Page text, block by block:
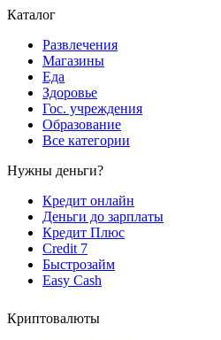
Каталог
Развлечения
Магазины
Еда
Здоровье
Гос. учреждения
Образование
Все категории
Нужны деньги?
Кредит онлайн
Деньги до зарплаты
Кредит Плюс
Credit 7
Быстрозайм
Easy Cash
Криптовалюты